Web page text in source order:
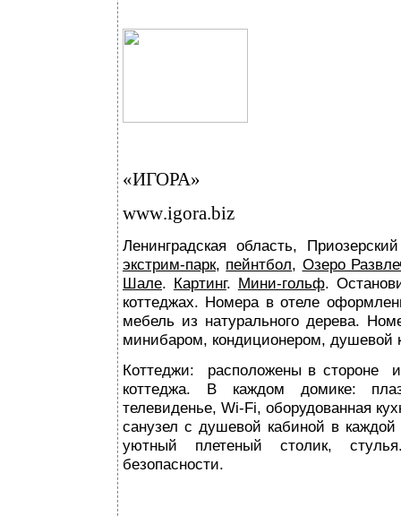
«ИГОРА»
www.igora.biz
Ленинградская область,
экстрим-парк, пейнтбол, Озеро
Шале. Картинг. Мини-гольф.
коттеджах. Номера в отеле
мебель из натурального дерева.
минибаром, кондиционером, душевой
Коттеджи:
расположены в стороне
коттеджа. В каждом домике:
телевиденье, Wi-Fi, оборудованная
санузел с душевой кабиной в
уютный плетеный столик,
безопасности.